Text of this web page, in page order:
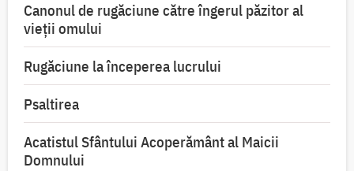
Canonul de rugăciune către îngerul păzitor al
vieții omului
Rugăciune la începerea lucrului
Psaltirea
Acatistul Sfântului Acoperământ al Maicii
Domnului